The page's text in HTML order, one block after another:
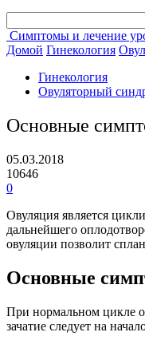
Симптомы и лечение
Домой Гинекология
Гинекология
Овуляторный
Основные
05.03.2018
10646
0
Овуляция является
дальнейшего
овуляции позволит
Основные
При нормальном цикле
зачатие следует на